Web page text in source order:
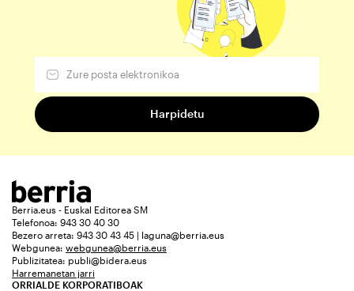
Berria.eus - Euskal Editorea SM
Telefonoa: 943 30 40 30
Bezero arreta: 943 30 43 45 | laguna@berria.eus
Webgunea: webgunea@berria.eus
Publizitatea: publi@bidera.eus
Harremanetan jarri
ORRIALDE KORPORATIBOAK